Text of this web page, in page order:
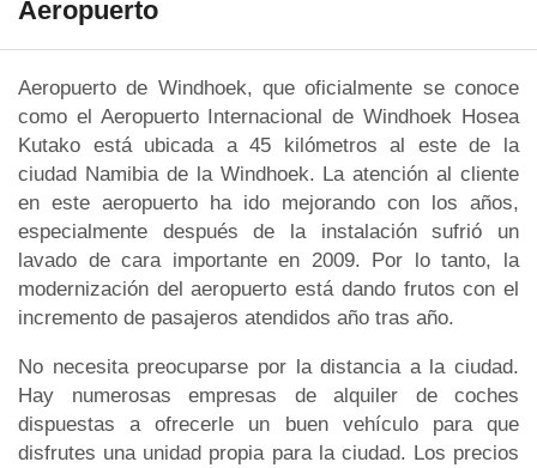
Aeropuerto
Aeropuerto de Windhoek, que oficialmente se conoce
como el Aeropuerto Internacional de Windhoek Hosea
Kutako está ubicada a 45 kilómetros al este de la
ciudad Namibia de la Windhoek. La atención al cliente
en este aeropuerto ha ido mejorando con los años,
especialmente después de la instalación sufrió un
lavado de cara importante en 2009. Por lo tanto, la
modernización del aeropuerto está dando frutos con el
incremento de pasajeros atendidos año tras año.
No necesita preocuparse por la distancia a la ciudad.
Hay numerosas empresas de alquiler de coches
dispuestas a ofrecerle un buen vehículo para que
disfrutes una unidad propia para la ciudad. Los precios